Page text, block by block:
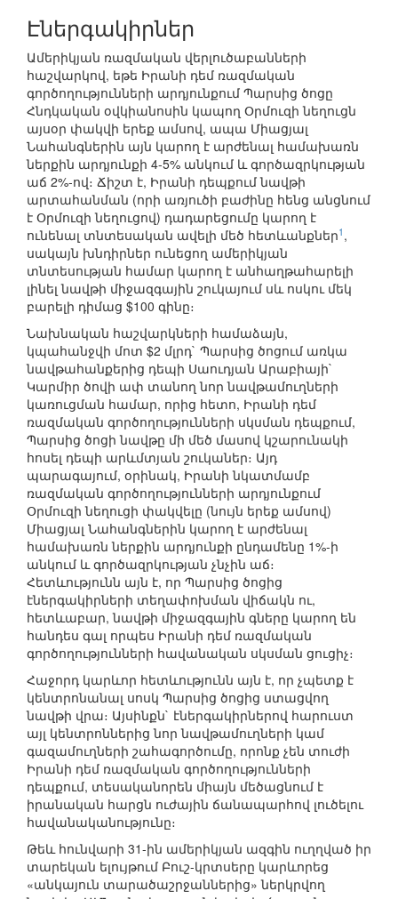
Էներգակիրներ
Ամերիկյան ռազմական վերլուծաբանների
հաշվարկով, եթե Իրանի դեմ ռազմական
գործողությունների արդյունքում Պարսից ծոցը
Հնդկական օվկիանոսին կապող Օրմուզի նեղուցն
այսօր փակվի երեք ամսով, ապա Միացյալ
Նահանգներին այն կարող է արժենալ համախառն
ներքին արդյունքի 4-5% անկում և գործազրկության
աճ 2%-ով։ Ճիշտ է, Իրանի դեպքում նավթի
արտահանման (որի առյուծի բաժինը հենց անցնում
է Օրմուզի նեղուցով) դադարեցումը կարող է
ունենալ տնտեսական ավելի մեծ հետևանքներ1 ,
սակայն խնդիրներ ունեցող ամերիկյան
տնտեսության համար կարող է անհաղթահարելի
լինել նավթի միջազգային շուկայում սև ոսկու մեկ
բարելի դիմաց $100 գինը։
Նախնական հաշվարկների համաձայն,
կպահանջվի մոտ $2 մլրդ` Պարսից ծոցում առկա
նավթահանքերից դեպի Սաուդյան Արաբիայի`
Կարմիր ծովի ափ տանող նոր նավթամուղների
կառուցման համար, որից հետո, Իրանի դեմ
ռազմական գործողությունների սկսման դեպքում,
Պարսից ծոցի նավթը մի մեծ մասով կշարունակի
հոսել դեպի արևմտյան շուկաներ։ Այդ
պարագայում, օրինակ, Իրանի նկատմամբ
ռազմական գործողությունների արդյունքում
Օրմուզի նեղուցի փակվելը (նույն երեք ամսով)
Միացյալ Նահանգներին կարող է արժենալ
համախառն ներքին արդյունքի ընդամենը 1%-ի
անկում և գործազրկության չնչին աճ։
Հետևությունն այն է, որ Պարսից ծոցից
էներգակիրների տեղափոխման վիճակն ու,
հետևաբար, նավթի միջազգային գները կարող են
հանդես գալ որպես Իրանի դեմ ռազմական
գործողությունների հավանական սկսման ցուցիչ։
Հաջորդ կարևոր հետևությունն այն է, որ չպետք է
կենտրոնանալ սոսկ Պարսից ծոցից ստացվող
նավթի վրա։ Այսինքն` էներգակիրներով հարուստ
այլ կենտրոններից նոր նավթամուղների կամ
գազամուղների շահագործումը, որոնք չեն տուժի
Իրանի դեմ ռազմական գործողությունների
դեպքում, տեսականորեն միայն մեծացնում է
իրանական հարցն ուժային ճանապարհով լուծելու
հավանականությունը։
Թեև հունվարի 31-ին ամերիկյան ազգին ուղղված իր
տարեկան ելույթում Բուշ-կրտսերը կարևորեց
«անկայուն տարածաշրջաններից» ներկրվող